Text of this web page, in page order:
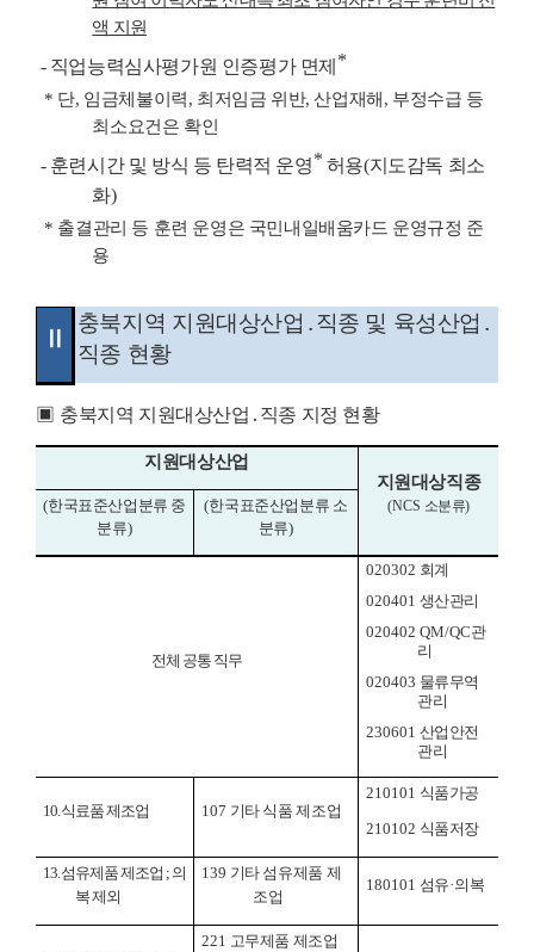
액 지원
- 직업능력심사평가원 인증평가 면제 *
* 단, 임금체불이력, 최저임금 위반,산업재해 , 부정수급 등
최소요건은 확인
- 훈련시간 및 방식 등 탄력적 운영* 허용(지도감독 최소
화)
* 출결관리 등 훈련 운영은 국민내일배움카드 운영규정 준
용
Ⅱ
충북지역 지원대상산업 ․직종 및 육성산업 ․
직종 현황
▣ 충북지역 지원대상산업 ․ 직종 지정 현황
지원대상산업
지원대상직종
(NCS 소분류)
(한국표준산업분류 중
분류)
(한국표준산업분류 소
분류)
전체 공통 직무
020302 회계
020401 생산관리
020402 QM/QC관
리
020403 물류무역
관리
230601 산업안전
관리
10.식료품 제조업 107 기타 식품 제조업
210101 식품가공
210102 식품저장
13.섬유제품 제조업 ; 의
복 제외
139 기타 섬유제품 제
조업
180101 섬유·의복
221 고무제품 제조업